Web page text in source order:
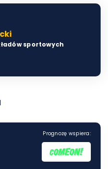
sportowych
Prognozę wspiera: